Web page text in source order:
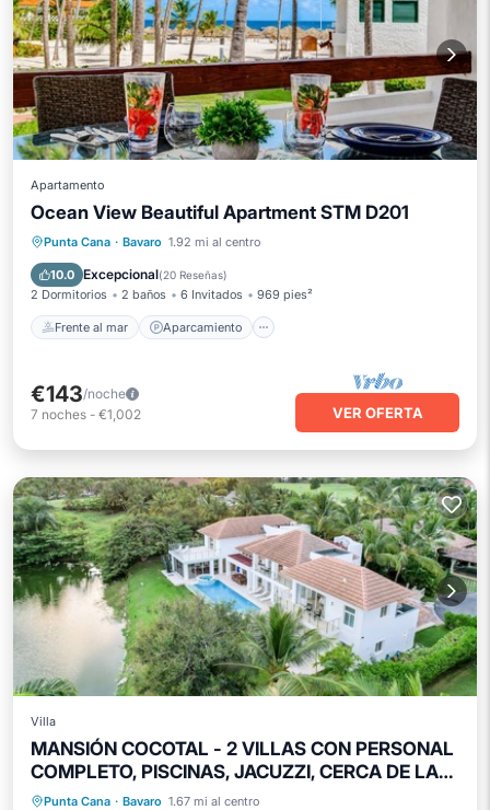
Apartamento
Ocean View Beautiful Apartment STM D201
Punta Cana · Bavaro 1.92 mi al centro
10.0 Excepcional(20 Reseñas)
2 Dormitorios 2 baños 6 Invitados 969 pies²
Frente al mar Aparcamiento
Frente al mar Aparcamiento
Vista al mar
€143/noche
7 noches - €1,002 VER OFERTA
Villa
MANSIÓN COCOTAL - 2 VILLAS CON PERSONAL
COMPLETO, PISCINAS, JACUZZI, CERCA DE LA
PLAYA Y DEL PUEBLO
Punta Cana · Bavaro 1.67 mi al centro
Piscina privada Bañera de hidromasaje